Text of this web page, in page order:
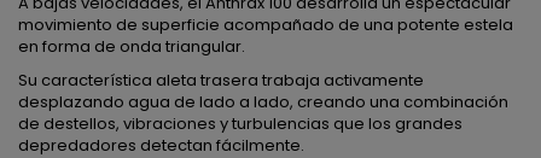
movimiento de superficie acompañado de una potente estela
en forma de onda triangular.
Su característica aleta trasera trabaja activamente
desplazando agua de lado a lado, creando una combinación
de destellos, vibraciones y turbulencias que los grandes
depredadores detectan fácilmente.